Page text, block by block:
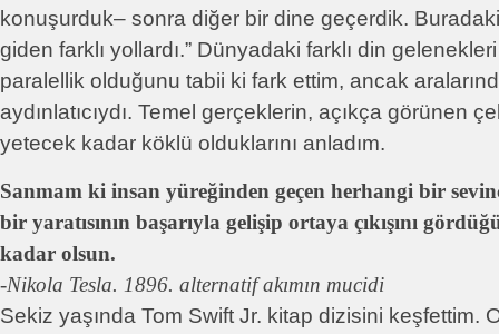
konuşurduk– sonra diğer bir dine geçerdik.
giden farklı yollardı.” Dünyadaki farklı din
paralellik olduğunu tabii ki fark ettim, ancak
aydınlatıcıydı. Temel gerçeklerin, açıkça görünen
yetecek kadar köklü olduklarını anladım.
Sanmam ki insan yüreğinden geçen herhangi bir
bir yaratısının başarıyla gelişip ortaya çıkışını
kadar olsun.
-Nikola Tesla. 1896. alternatif akımın mucidi
Sekiz yaşında Tom Swift Jr. kitap dizisini keşfettim.